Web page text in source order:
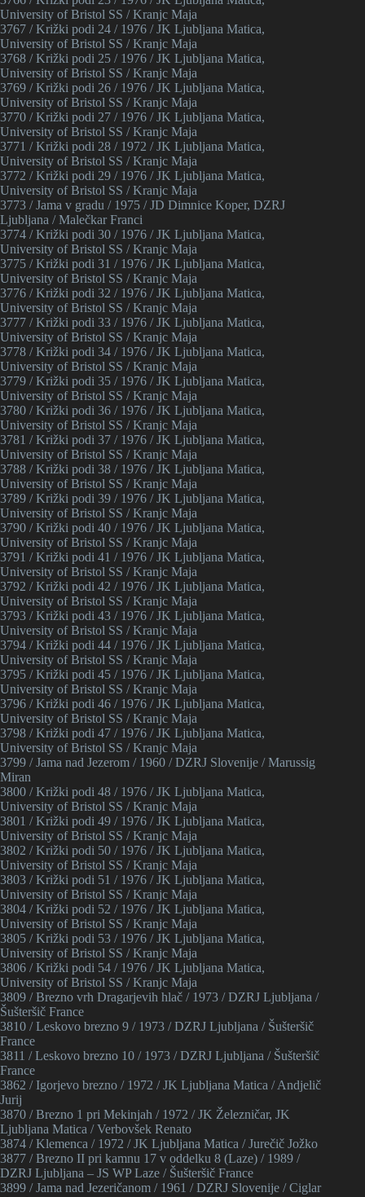
University of Bristol SS / Kranjc Maja
3767 / Križki podi 24 / 1976 / JK Ljubljana Matica,
University of Bristol SS / Kranjc Maja
3768 / Križki podi 25 / 1976 / JK Ljubljana Matica,
University of Bristol SS / Kranjc Maja
3769 / Križki podi 26 / 1976 / JK Ljubljana Matica,
University of Bristol SS / Kranjc Maja
3770 / Križki podi 27 / 1976 / JK Ljubljana Matica,
University of Bristol SS / Kranjc Maja
3771 / Križki podi 28 / 1972 / JK Ljubljana Matica,
University of Bristol SS / Kranjc Maja
3772 / Križki podi 29 / 1976 / JK Ljubljana Matica,
University of Bristol SS / Kranjc Maja
3773 / Jama v gradu / 1975 / JD Dimnice Koper, DZRJ
Ljubljana / Malečkar Franci
3774 / Križki podi 30 / 1976 / JK Ljubljana Matica,
University of Bristol SS / Kranjc Maja
3775 / Križki podi 31 / 1976 / JK Ljubljana Matica,
University of Bristol SS / Kranjc Maja
3776 / Križki podi 32 / 1976 / JK Ljubljana Matica,
University of Bristol SS / Kranjc Maja
3777 / Križki podi 33 / 1976 / JK Ljubljana Matica,
University of Bristol SS / Kranjc Maja
3778 / Križki podi 34 / 1976 / JK Ljubljana Matica,
University of Bristol SS / Kranjc Maja
3779 / Križki podi 35 / 1976 / JK Ljubljana Matica,
University of Bristol SS / Kranjc Maja
3780 / Križki podi 36 / 1976 / JK Ljubljana Matica,
University of Bristol SS / Kranjc Maja
3781 / Križki podi 37 / 1976 / JK Ljubljana Matica,
University of Bristol SS / Kranjc Maja
3788 / Križki podi 38 / 1976 / JK Ljubljana Matica,
University of Bristol SS / Kranjc Maja
3789 / Križki podi 39 / 1976 / JK Ljubljana Matica,
University of Bristol SS / Kranjc Maja
3790 / Križki podi 40 / 1976 / JK Ljubljana Matica,
University of Bristol SS / Kranjc Maja
3791 / Križki podi 41 / 1976 / JK Ljubljana Matica,
University of Bristol SS / Kranjc Maja
3792 / Križki podi 42 / 1976 / JK Ljubljana Matica,
University of Bristol SS / Kranjc Maja
3793 / Križki podi 43 / 1976 / JK Ljubljana Matica,
University of Bristol SS / Kranjc Maja
3794 / Križki podi 44 / 1976 / JK Ljubljana Matica,
University of Bristol SS / Kranjc Maja
3795 / Križki podi 45 / 1976 / JK Ljubljana Matica,
University of Bristol SS / Kranjc Maja
3796 / Križki podi 46 / 1976 / JK Ljubljana Matica,
University of Bristol SS / Kranjc Maja
3798 / Križki podi 47 / 1976 / JK Ljubljana Matica,
University of Bristol SS / Kranjc Maja
3799 / Jama nad Jezerom / 1960 / DZRJ Slovenije / Marussig
Miran
3800 / Križki podi 48 / 1976 / JK Ljubljana Matica,
University of Bristol SS / Kranjc Maja
3801 / Križki podi 49 / 1976 / JK Ljubljana Matica,
University of Bristol SS / Kranjc Maja
3802 / Križki podi 50 / 1976 / JK Ljubljana Matica,
University of Bristol SS / Kranjc Maja
3803 / Križki podi 51 / 1976 / JK Ljubljana Matica,
University of Bristol SS / Kranjc Maja
3804 / Križki podi 52 / 1976 / JK Ljubljana Matica,
University of Bristol SS / Kranjc Maja
3805 / Križki podi 53 / 1976 / JK Ljubljana Matica,
University of Bristol SS / Kranjc Maja
3806 / Križki podi 54 / 1976 / JK Ljubljana Matica,
University of Bristol SS / Kranjc Maja
3809 / Brezno vrh Dragarjevih hlač / 1973 / DZRJ Ljubljana /
Šušteršič France
3810 / Leskovo brezno 9 / 1973 / DZRJ Ljubljana / Šušteršič
France
3811 / Leskovo brezno 10 / 1973 / DZRJ Ljubljana / Šušteršič
France
3862 / Igorjevo brezno / 1972 / JK Ljubljana Matica / Andjelič
Jurij
3870 / Brezno 1 pri Mekinjah / 1972 / JK Železničar, JK
Ljubljana Matica / Verbovšek Renato
3874 / Klemenca / 1972 / JK Ljubljana Matica / Jurečič Jožko
3877 / Brezno II pri kamnu 17 v oddelku 8 (Laze) / 1989 /
DZRJ Ljubljana – JS WP Laze / Šušteršič France
3899 / Jama nad Jezeričanom / 1961 / DZRJ Slovenije / Ciglar